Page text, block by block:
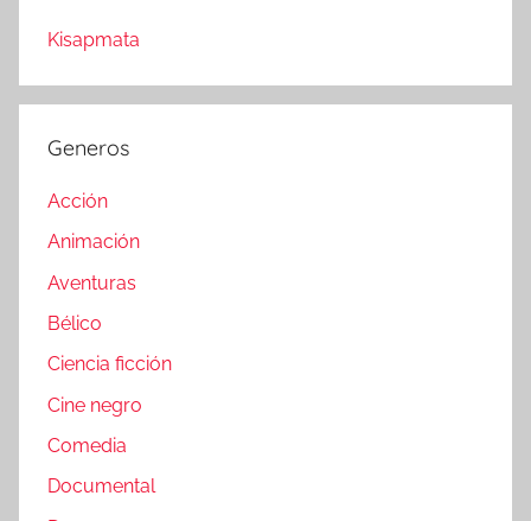
Kisapmata
Generos
Acción
Animación
Aventuras
Bélico
Ciencia ficción
Cine negro
Comedia
Documental